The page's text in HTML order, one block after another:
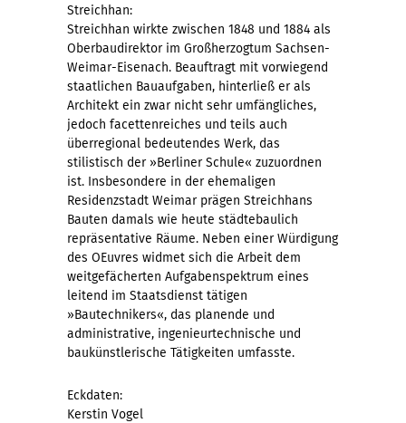
Streichhan:
Streichhan wirkte zwischen 1848 und 1884 als
Oberbaudirektor im Großherzogtum Sachsen-
Weimar-Eisenach. Beauftragt mit vorwiegend
staatlichen Bauaufgaben, hinterließ er als
Architekt ein zwar nicht sehr umfängliches,
jedoch facettenreiches und teils auch
überregional bedeutendes Werk, das
stilistisch der »Berliner Schule« zuzuordnen
ist. Insbesondere in der ehemaligen
Residenzstadt Weimar prägen Streichhans
Bauten damals wie heute städtebaulich
repräsentative Räume. Neben einer Würdigung
des OEuvres widmet sich die Arbeit dem
weitgefächerten Aufgabenspektrum eines
leitend im Staatsdienst tätigen
»Bautechnikers«, das planende und
administrative, ingenieurtechnische und
baukünstlerische Tätigkeiten umfasste.
Eckdaten:
Kerstin Vogel